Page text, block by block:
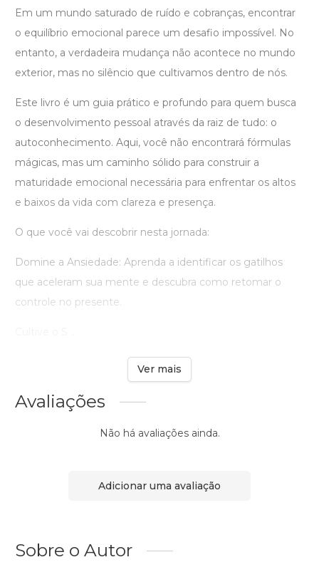
Em um mundo saturado de ruído e cobranças, encontrar
o equilíbrio emocional parece um desafio impossível. No
entanto, a verdadeira mudança não acontece no mundo
exterior, mas no silêncio que cultivamos dentro de nós.
Este livro é um guia prático e profundo para quem busca
o desenvolvimento pessoal através da raiz de tudo: o
autoconhecimento. Aqui, você não encontrará fórmulas
mágicas, mas um caminho sólido para construir a
maturidade emocional necessária para enfrentar os altos
e baixos da vida com clareza e presença.
O que você vai descobrir nesta jornada:
Domine a Ansiedade: Aprenda a identificar os gatilhos
que aceleram sua mente e descubra como retomar o
controle no presente.
Ver mais
Avaliações
Não há avaliações ainda.
Adicionar uma avaliação
Sobre o Autor